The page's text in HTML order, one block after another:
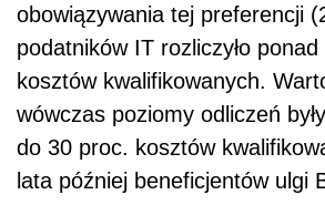
obowiązywania tej preferencji
podatników IT rozliczyło ponad
kosztów kwalifikowanych.
wówczas poziomy odliczeń
do 30 proc. kosztów
lata później beneficjentów ulgi